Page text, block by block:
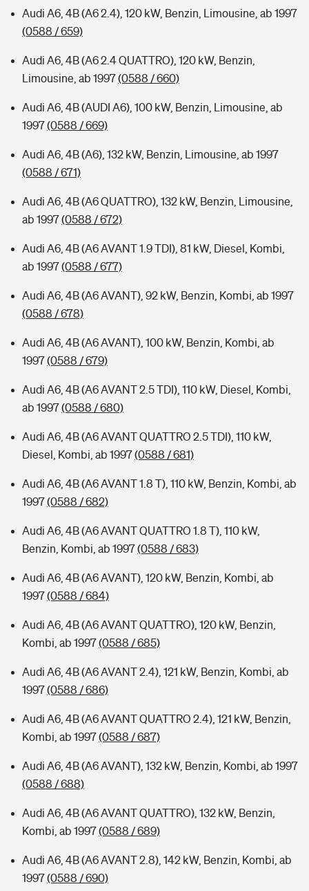
Audi A6, 4B (A6 2.4), 120 kW, Benzin, Limousine, ab 1997
(0588 / 659)
Audi A6, 4B (A6 2.4 QUATTRO), 120 kW, Benzin,
Limousine, ab 1997(0588 / 660)
Audi A6, 4B (AUDI A6), 100 kW, Benzin, Limousine, ab
1997(0588 / 669)
Audi A6, 4B (A6), 132 kW, Benzin, Limousine, ab 1997
(0588 / 671)
Audi A6, 4B (A6 QUATTRO), 132 kW, Benzin, Limousine,
ab 1997(0588 / 672)
Audi A6, 4B (A6 AVANT 1.9 TDI), 81 kW, Diesel, Kombi,
ab 1997(0588 / 677)
Audi A6, 4B (A6 AVANT), 92 kW, Benzin, Kombi, ab 1997
(0588 / 678)
Audi A6, 4B (A6 AVANT), 100 kW, Benzin, Kombi, ab
1997(0588 / 679)
Audi A6, 4B (A6 AVANT 2.5 TDI), 110 kW, Diesel, Kombi,
ab 1997(0588 / 680)
Audi A6, 4B (A6 AVANT QUATTRO 2.5 TDI), 110 kW,
Diesel, Kombi, ab 1997(0588 / 681)
Audi A6, 4B (A6 AVANT 1.8 T), 110 kW, Benzin, Kombi, ab
1997(0588 / 682)
Audi A6, 4B (A6 AVANT QUATTRO 1.8 T), 110 kW,
Benzin, Kombi, ab 1997(0588 / 683)
Audi A6, 4B (A6 AVANT), 120 kW, Benzin, Kombi, ab
1997(0588 / 684)
Audi A6, 4B (A6 AVANT QUATTRO), 120 kW, Benzin,
Kombi, ab 1997(0588 / 685)
Audi A6, 4B (A6 AVANT 2.4), 121 kW, Benzin, Kombi, ab
1997(0588 / 686)
Audi A6, 4B (A6 AVANT QUATTRO 2.4), 121 kW, Benzin,
Kombi, ab 1997(0588 / 687)
Audi A6, 4B (A6 AVANT), 132 kW, Benzin, Kombi, ab 1997
(0588 / 688)
Audi A6, 4B (A6 AVANT QUATTRO), 132 kW, Benzin,
Kombi, ab 1997(0588 / 689)
Audi A6, 4B (A6 AVANT 2.8), 142 kW, Benzin, Kombi, ab
1997(0588 / 690)